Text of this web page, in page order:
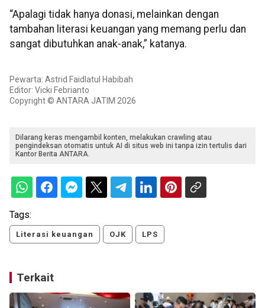
“Apalagi tidak hanya donasi, melainkan dengan
tambahan literasi keuangan yang memang perlu dan
sangat dibutuhkan anak-anak,” katanya.
Pewarta: Astrid Faidlatul Habibah
Editor: Vicki Febrianto
Copyright © ANTARA JATIM 2026
Dilarang keras mengambil konten, melakukan crawling atau
pengindeksan otomatis untuk AI di situs web ini tanpa izin tertulis dari
Kantor Berita ANTARA.
Tags:
Literasi keuangan OJK LPS
Terkait